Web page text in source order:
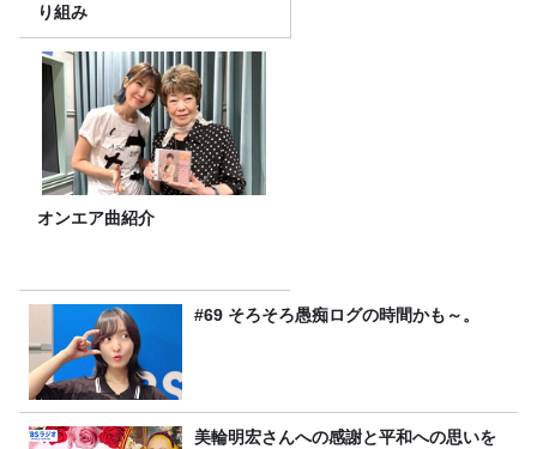
り組み
オンエア曲紹介
#69 そろそろ愚痴ログの時間かも～。
美輪明宏さんへの感謝と平和への思いを